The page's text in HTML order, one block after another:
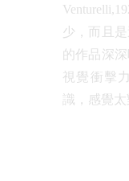
少，而且
的作品深
視覺衝擊
識，感覺太